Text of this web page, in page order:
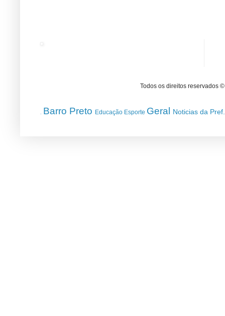
Todos os direitos reservados
Barro Preto Educação Esporte Geral Noticias da